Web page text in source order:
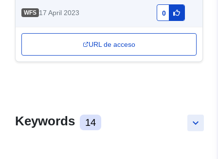
WFS 17 April 2023 0
URL de acceso
keyboard_arrow_down
Keywords 14